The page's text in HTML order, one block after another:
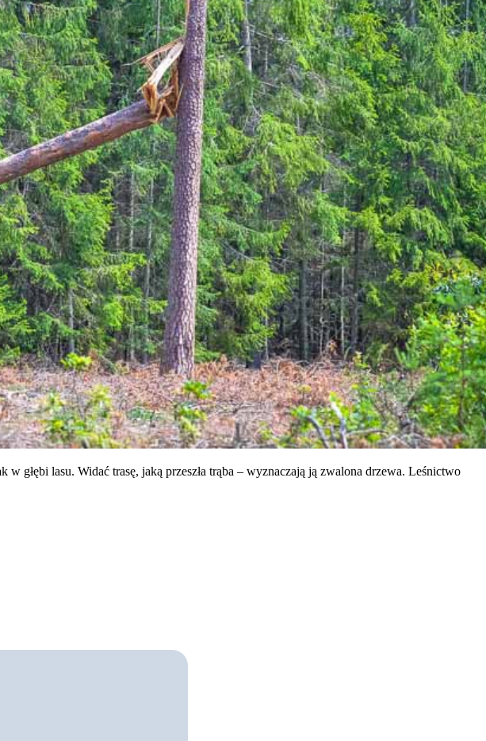
głębi lasu. Widać trasę, jaką przeszła trąba – wyznaczają ją zwalona drzewa. Leśnictwo